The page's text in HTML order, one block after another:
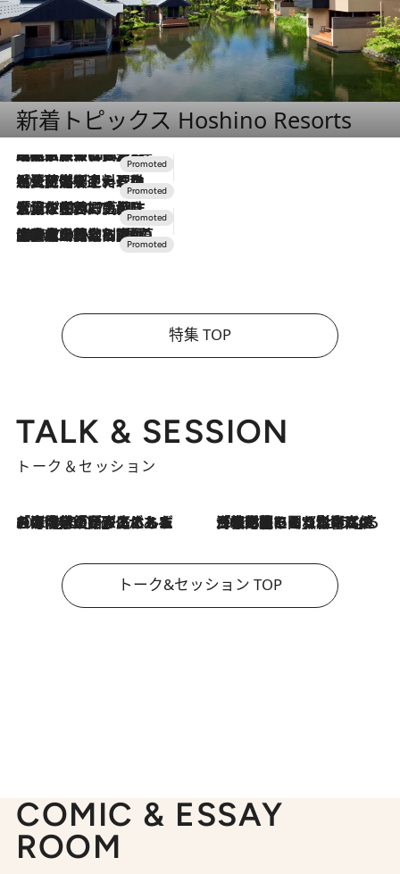
新着トピックス Hoshino Resorts
2026.7.31
【ホテル帰省】という選択肢をOMOが提案。家族とほどよい距離を保つには「昼は実家、夜は気兼ねなくホテルで！」
2026.7.24
【夏限定ディナーコース】旬を迎える稚鮎や花ズッキーニなどをイタリア・トスカーナの郷土料理の手法で満喫！
2026.7.17
「土佐和ハーブかき氷」がOMO7高知に登場！生姜、山椒、大葉など目にも舌にも涼を呼ぶ郷土の味
2026.7.10
NEW OPEN！【界 草津】名湯の地に誕生。趣の異なる2種の温泉と上州ならではの会席・蕎麦割烹など美食を味わう究極の癒やし旅
特集 TOP
TALK & SESSION
トーク＆セッション
2026.8.3
「今後値上げがあるとすれば…」「リスクがあるのは今年の冬」エネルギー専門家が語る、ホルムズ海峡封鎖が家庭にもたらす“ある心配” 2026.8.3
「住宅建てられない…」「サーチャージ料の高値が続いている」ホルムズ海峡封鎖による影響はいつまで続く？《エネルギー専門家に聞く“どうなる日本の暮らし”》
トーク&セッション TOP
COMIC & ESSAY
ROOM